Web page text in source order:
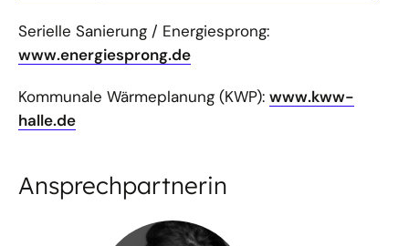
Serielle Sanierung / Energiesprong:
www.energiesprong.de
Kommunale Wärmeplanung (KWP): www.kww-
halle.de
Ansprechpartnerin